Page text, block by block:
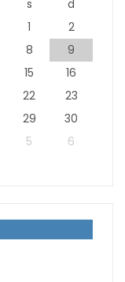
s
d
1
2
8
9
15
16
22
23
29
30
5 6